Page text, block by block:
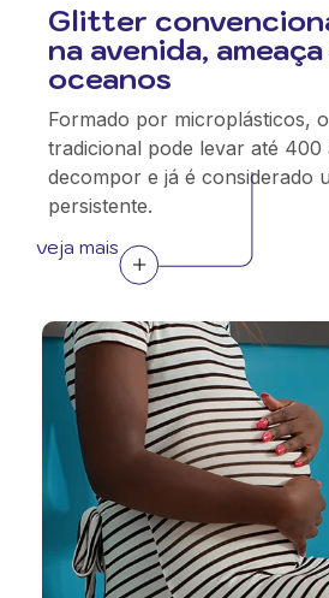
Glitter
na avenida,
oceanos
Formado por microplásticos,
tradicional pode levar até 400
decompor e já é considerado
persistente.
veja mais